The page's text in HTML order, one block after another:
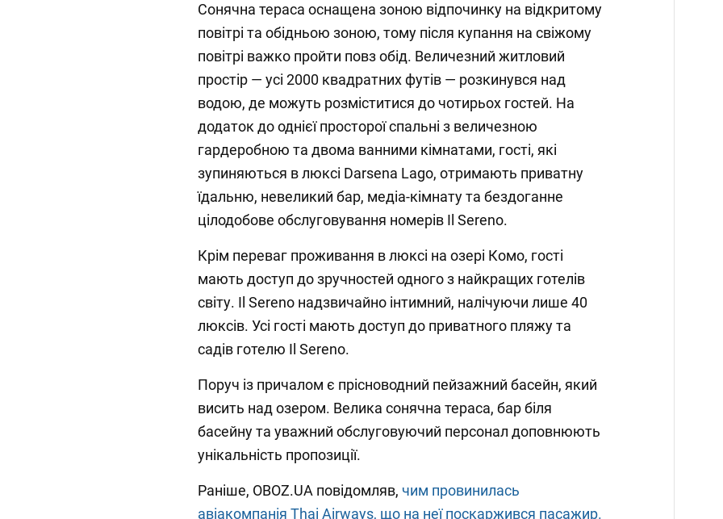
Сонячна тераса оснащена зоною відпочинку на відкритому
повітрі та обідньою зоною, тому після купання на свіжому
повітрі важко пройти повз обід. Величезний житловий
простір — усі 2000 квадратних футів — розкинувся над
водою, де можуть розміститися до чотирьох гостей. На
додаток до однієї просторої спальні з величезною
гардеробною та двома ванними кімнатами, гості, які
зупиняються в люксі Darsena Lago, отримають приватну
їдальню, невеликий бар, медіа-кімнату та бездоганне
цілодобове обслуговування номерів Il Sereno.
Крім переваг проживання в люксі на озері Комо, гості
мають доступ до зручностей одного з найкращих готелів
світу. Il Sereno надзвичайно інтимний, налічуючи лише 40
люксів. Усі гості мають доступ до приватного пляжу та
садів готелю Il Sereno.
Поруч із причалом є прісноводний пейзажний басейн, який
висить над озером. Велика сонячна тераса, бар біля
басейну та уважний обслуговуючий персонал доповнюють
унікальність пропозиції.
Раніше, OBOZ.UA повідомляв, чим провинилась
авіакомпанія Thai Airways, що на неї поскаржився пасажир.